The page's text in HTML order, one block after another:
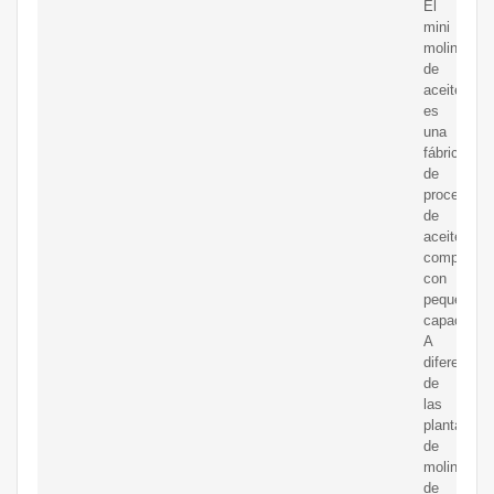
El
mini
molino
de
aceite
es
una
fábrica
de
de
aceite
completa
con
pequeña
capacidad.
A
diferencia
de
las
plantas
de
molino
de